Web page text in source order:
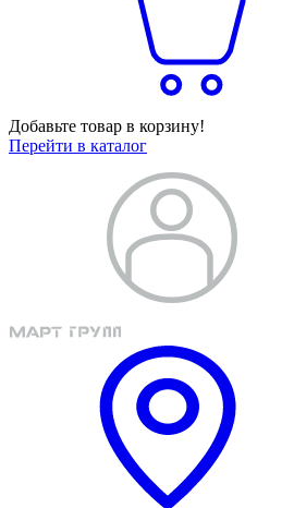
Добавьте товар в корзину!
Перейти в каталог